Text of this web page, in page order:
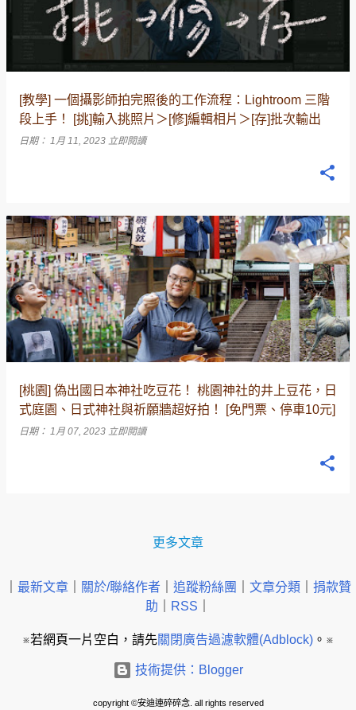
文
章
[教學] 一個攝影師拍完照後的工作流程：Lightroom 三階
段上手！ [挑]輸入挑照片＞[修]編輯相片＞[存]批次輸出
日期： 1月 11, 2023 立即閱讀
[桃園] 偽出國日本神社吃豆花！ 桃園神社的井上豆花，日
式庭園、日式神社與祈願牆超好拍！ [免門票、停車10元]
日期： 1月 07, 2023 立即閱讀
更多文章
最新文章 關於/聯絡作者 追蹤粉絲團 文章分類
捐款贊
助
RSS
※若網頁一片空白，請先關閉廣告過濾軟體(Adblock) 。※
技術提供：Blogger
copyright ©安迪連碎碎念. all rights reserved